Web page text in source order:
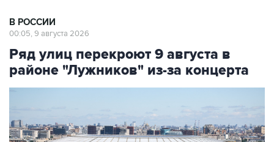
В РОССИИ
00:05, 9 августа 2026
Ряд улиц перекроют 9 августа в
районе "Лужников" из-за концерта